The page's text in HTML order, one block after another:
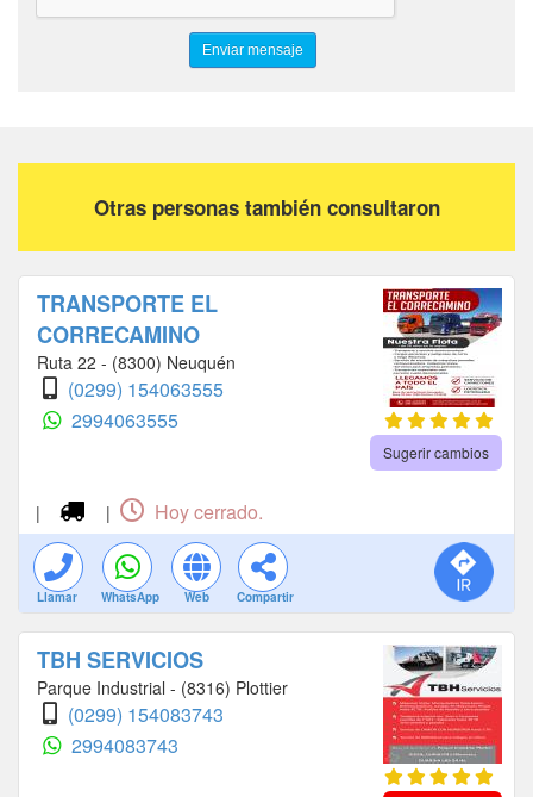
Otras personas también consultaron
TRANSPORTE EL
CORRECAMINO
Ruta 22 - (8300) Neuquén
(0299) 154063555
2994063555
Sugerir cambios
| | Hoy cerrado.
Llamar WhatsApp Web Compartir
TBH SERVICIOS
Parque Industrial - (8316) Plottier
(0299) 154083743
2994083743